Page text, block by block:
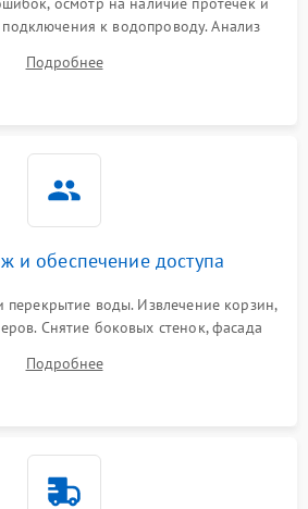
к водопроводу. Анализ
слива, нагрева, вращения
или срабатывание системы защиты
Подробнее
и обеспечение доступа
перекрытие воды. Извлечение корзин,
Снятие боковых стенок, фасада
насосу, ТЭНу и сливной помпе.
Подробнее